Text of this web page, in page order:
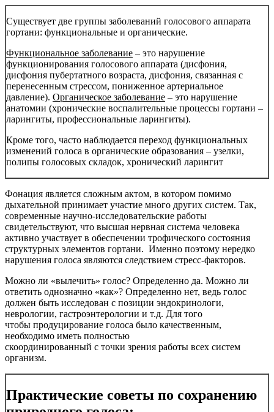
Существует две группы заболеваний голосового аппарата
гортани: функциональные и органические.
Функциональное заболевание – это нарушение
функционирования голосового аппарата (дисфония,
дисфония пубертатного возраста, дисфония, связанная с
перенесенным стрессом, пониженное артериальное
давление). Органическое заболевание – это нарушение
анатомии (хронические воспалительные процессы гортани –
ларингиты, профессиональные ларингиты).
Кроме того, часто наблюдается переход функциональных
изменений голоса в органические образования – узелки,
полипы голосовых складок, хронический ларингит
Фонация является сложным актом, в котором помимо
дыхательной принимает участие много других систем. Так,
современные научно-исследовательские работы
свидетельствуют, что высшая нервная система человека
активно участвует в обеспечении трофического состояния
структурных элементов гортани. Именно поэтому нередко
нарушения голоса являются следствием стресс-факторов.
Можно ли «вылечить» голос? Определенно да. Можно ли
ответить однозначно «как»? Определенно нет, ведь голос
должен быть исследован с позиции эндокринологи,
неврологии, гастроэнтерологии и т.д. Для того
чтобы продуцирование голоса было качественным,
необходимо иметь полностью
скоординированный с точки зрения работы всех систем
организм.
Практические советы по сохранению